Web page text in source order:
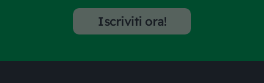
Iscriviti ora!